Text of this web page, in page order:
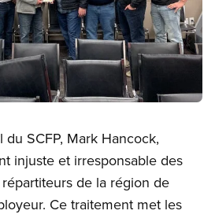
SCFP, Mark Hancock,
injuste et irresponsable des
de la région de
Ce traitement met les